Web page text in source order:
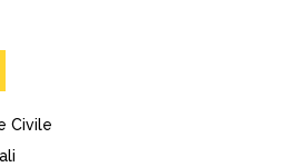
Civile